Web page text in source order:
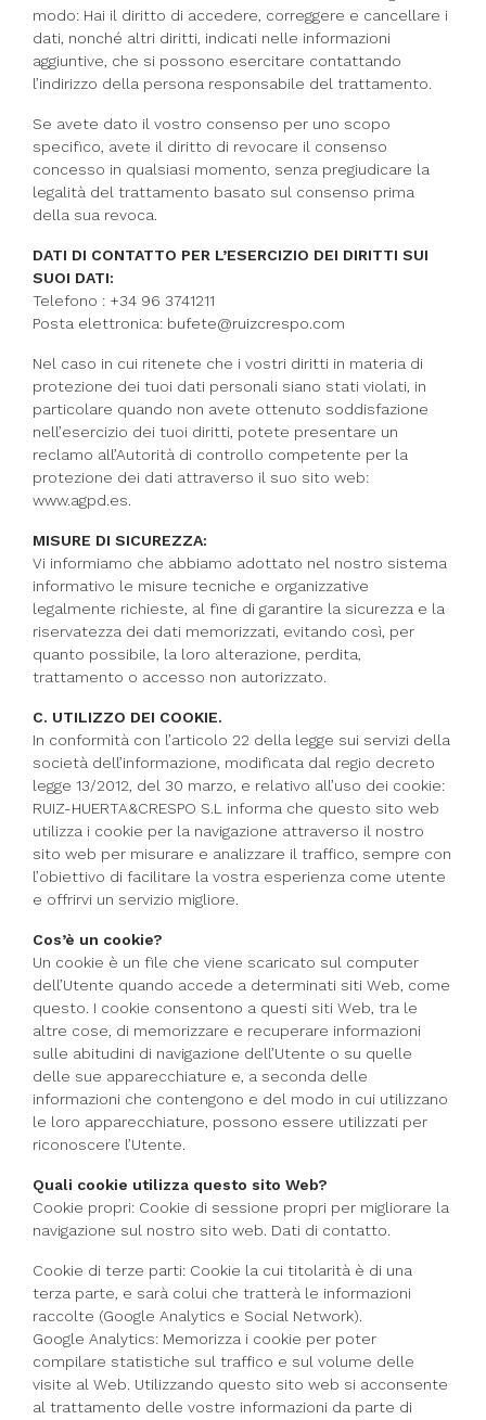
modo: Hai il diritto di accedere, correggere e cancellare i
dati, nonché altri diritti, indicati nelle informazioni
aggiuntive, che si possono esercitare contattando
l’indirizzo della persona responsabile del trattamento.
Se avete dato il vostro consenso per uno scopo
specifico, avete il diritto di revocare il consenso
concesso in qualsiasi momento, senza pregiudicare la
legalità del trattamento basato sul consenso prima
della sua revoca.
DATI DI CONTATTO PER L’ESERCIZIO DEI DIRITTI SUI
SUOI DATI:
Telefono : +34 96 3741211
Posta elettronica: bufete@ruizcrespo.com
Nel caso in cui ritenete che i vostri diritti in materia di
protezione dei tuoi dati personali siano stati violati, in
particolare quando non avete ottenuto soddisfazione
nell’esercizio dei tuoi diritti, potete presentare un
reclamo all’Autorità di controllo competente per la
protezione dei dati attraverso il suo sito web:
www.agpd.es.
MISURE DI SICUREZZA:
Vi informiamo che abbiamo adottato nel nostro sistema
informativo le misure tecniche e organizzative
legalmente richieste, al fine di garantire la sicurezza e la
riservatezza dei dati memorizzati, evitando così, per
quanto possibile, la loro alterazione, perdita,
trattamento o accesso non autorizzato.
C. UTILIZZO DEI COOKIE.
In conformità con l’articolo 22 della legge sui servizi della
società dell’informazione, modificata dal regio decreto
legge 13/2012, del 30 marzo, e relativo all’uso dei cookie:
RUIZ-HUERTA&CRESPO S.L informa che questo sito web
utilizza i cookie per la navigazione attraverso il nostro
sito web per misurare e analizzare il traffico, sempre con
l’obiettivo di facilitare la vostra esperienza come utente
e offrirvi un servizio migliore.
Cos’è un cookie?
Un cookie è un file che viene scaricato sul computer
dell’Utente quando accede a determinati siti Web, come
questo. I cookie consentono a questi siti Web, tra le
altre cose, di memorizzare e recuperare informazioni
sulle abitudini di navigazione dell’Utente o su quelle
delle sue apparecchiature e, a seconda delle
informazioni che contengono e del modo in cui utilizzano
le loro apparecchiature, possono essere utilizzati per
riconoscere l’Utente.
Quali cookie utilizza questo sito Web?
Cookie propri: Cookie di sessione propri per migliorare la
navigazione sul nostro sito web. Dati di contatto.
Cookie di terze parti: Cookie la cui titolarità è di una
terza parte, e sarà colui che tratterà le informazioni
raccolte (Google Analytics e Social Network).
Google Analytics: Memorizza i cookie per poter
compilare statistiche sul traffico e sul volume delle
visite al Web. Utilizzando questo sito web si acconsente
al trattamento delle vostre informazioni da parte di